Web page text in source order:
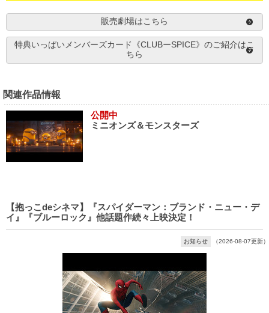
販売劇場はこちら
特典いっぱいメンバーズカード《CLUBーSPICE》のご紹介はこ
ちら
関連作品情報
公開中
ミニオンズ＆モンスターズ
【抱っこdeシネマ】『スパイダーマン：ブランド・ニュー・デ
イ』『ブルーロック』他話題作続々上映決定！
お知らせ （2026-08-07更新）